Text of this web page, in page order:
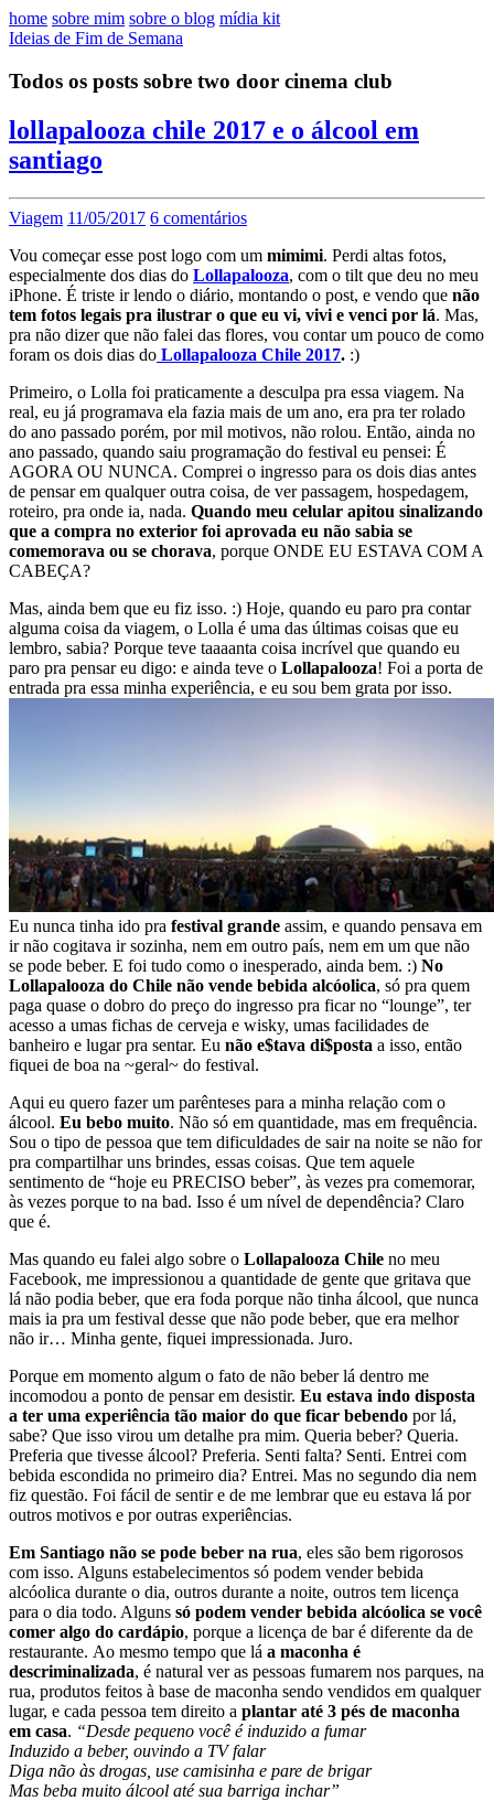
home sobre mim sobre o blog mídia kit
Ideias de Fim de Semana
Todos os posts sobre two door cinema club
lollapalooza chile 2017 e o álcool em
santiago
Viagem 11/05/2017 6 comentários
Vou começar esse post logo com um mimimi. Perdi altas fotos,
especialmente dos dias do Lollapalooza, com o tilt que deu no meu
iPhone. É triste ir lendo o diário, montando o post, e vendo que não
tem fotos legais pra ilustrar o que eu vi, vivi e venci por lá. Mas,
pra não dizer que não falei das flores, vou contar um pouco de como
foram os dois dias do Lollapalooza Chile 2017. :)
Primeiro, o Lolla foi praticamente a desculpa pra essa viagem. Na
real, eu já programava ela fazia mais de um ano, era pra ter rolado
do ano passado porém, por mil motivos, não rolou. Então, ainda no
ano passado, quando saiu programação do festival eu pensei: É
AGORA OU NUNCA. Comprei o ingresso para os dois dias antes
de pensar em qualquer outra coisa, de ver passagem, hospedagem,
roteiro, pra onde ia, nada. Quando meu celular apitou sinalizando
que a compra no exterior foi aprovada eu não sabia se
comemorava ou se chorava, porque ONDE EU ESTAVA COM A
CABEÇA?
Mas, ainda bem que eu fiz isso. :) Hoje, quando eu paro pra contar
alguma coisa da viagem, o Lolla é uma das últimas coisas que eu
lembro, sabia? Porque teve taaaanta coisa incrível que quando eu
paro pra pensar eu digo: e ainda teve o Lollapalooza! Foi a porta de
entrada pra essa minha experiência, e eu sou bem grata por isso.
Eu nunca tinha ido pra festival grande assim, e quando pensava em
ir não cogitava ir sozinha, nem em outro país, nem em um que não
se pode beber. E foi tudo como o inesperado, ainda bem. :) No
Lollapalooza do Chile não vende bebida alcóolica, só pra quem
paga quase o dobro do preço do ingresso pra ficar no “lounge”, ter
acesso a umas fichas de cerveja e wisky, umas facilidades de
banheiro e lugar pra sentar. Eu não e$tava di$posta a isso, então
fiquei de boa na ~geral~ do festival.
Aqui eu quero fazer um parênteses para a minha relação com o
álcool. Eu bebo muito. Não só em quantidade, mas em frequência.
Sou o tipo de pessoa que tem dificuldades de sair na noite se não for
pra compartilhar uns brindes, essas coisas. Que tem aquele
sentimento de “hoje eu PRECISO beber”, às vezes pra comemorar,
às vezes porque to na bad. Isso é um nível de dependência? Claro
que é.
Mas quando eu falei algo sobre o Lollapalooza Chile no meu
Facebook, me impressionou a quantidade de gente que gritava que
lá não podia beber, que era foda porque não tinha álcool, que nunca
mais ia pra um festival desse que não pode beber, que era melhor
não ir… Minha gente, fiquei impressionada. Juro.
Porque em momento algum o fato de não beber lá dentro me
incomodou a ponto de pensar em desistir. Eu estava indo disposta
a ter uma experiência tão maior do que ficar bebendo por lá,
sabe? Que isso virou um detalhe pra mim. Queria beber? Queria.
Preferia que tivesse álcool? Preferia. Senti falta? Senti. Entrei com
bebida escondida no primeiro dia? Entrei. Mas no segundo dia nem
fiz questão. Foi fácil de sentir e de me lembrar que eu estava lá por
outros motivos e por outras experiências.
Em Santiago não se pode beber na rua, eles são bem rigorosos
com isso. Alguns estabelecimentos só podem vender bebida
alcóolica durante o dia, outros durante a noite, outros tem licença
para o dia todo. Alguns só podem vender bebida alcóolica se você
comer algo do cardápio, porque a licença de bar é diferente da de
restaurante. Ao mesmo tempo que lá a maconha é
descriminalizada, é natural ver as pessoas fumarem nos parques, na
rua, produtos feitos à base de maconha sendo vendidos em qualquer
lugar, e cada pessoa tem direito a plantar até 3 pés de maconha
em casa. “Desde pequeno você é induzido a fumar
Induzido a beber, ouvindo a TV falar
Diga não às drogas, use camisinha e pare de brigar
Mas beba muito álcool até sua barriga inchar”